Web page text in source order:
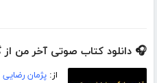
🎧 دانلود کتاب صوتی آخر من
از:پژمان رضایی